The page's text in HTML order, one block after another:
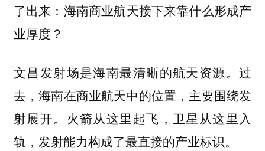
了出来： 海南商业航天接下来靠什么形成产
业厚度？
文昌发射场是海南最清晰的航天资源。过
去，海南在商业航天中的位置，主要围绕发
射展开。火箭从这里起飞，卫星从这里入
轨，发射能力构成了最直接的产业标识。